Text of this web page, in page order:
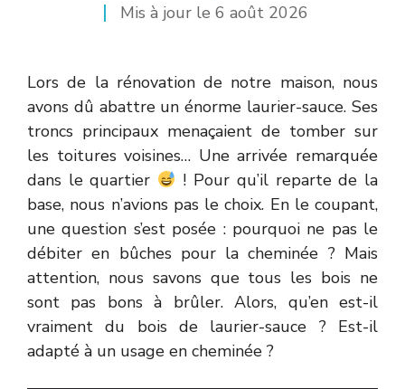
Mis à jour le 6 août 2026
Lors de la rénovation de notre maison, nous
avons dû abattre un énorme laurier-sauce. Ses
troncs principaux menaçaient de tomber sur
les toitures voisines… Une arrivée remarquée
dans le quartier
! Pour qu’il reparte de la
base, nous n’avions pas le choix. En le coupant,
une question s’est posée : pourquoi ne pas le
débiter en bûches pour la cheminée ? Mais
attention, nous savons que tous les bois ne
sont pas bons à brûler. Alors, qu’en est-il
vraiment du bois de laurier-sauce ? Est-il
adapté à un usage en cheminée ?